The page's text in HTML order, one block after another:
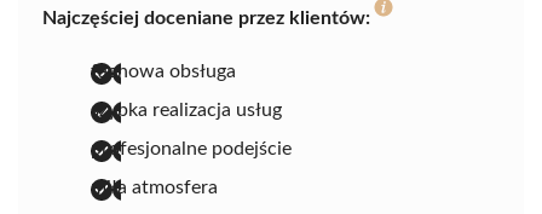
Najczęściej doceniane przez klientów:
fachowa obsługa
szybka realizacja usług
profesjonalne podejście
miła atmosfera